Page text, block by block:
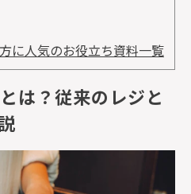
に人気のお役立ち資料一覧
は？従来のレジと